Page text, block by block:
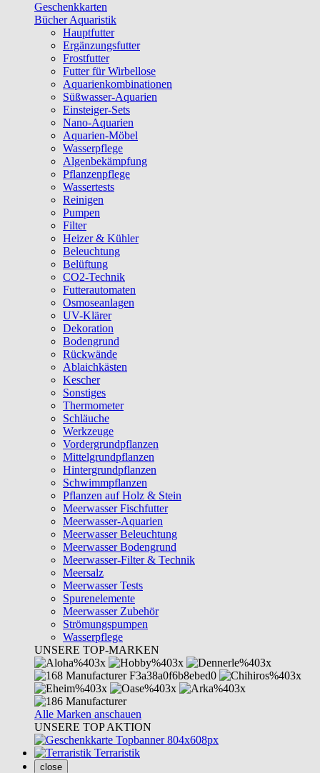
Geschenkkarten
Bücher Aquaristik
Hauptfutter
Ergänzungsfutter
Frostfutter
Futter für Wirbellose
Aquarienkombinationen
Süßwasser-Aquarien
Einsteiger-Sets
Nano-Aquarien
Aquarien-Möbel
Wasserpflege
Algenbekämpfung
Pflanzenpflege
Wassertests
Reinigen
Pumpen
Filter
Heizer & Kühler
Beleuchtung
Belüftung
CO2-Technik
Futterautomaten
Osmoseanlagen
UV-Klärer
Dekoration
Bodengrund
Rückwände
Ablaichkästen
Kescher
Sonstiges
Thermometer
Schläuche
Werkzeuge
Vordergrundpflanzen
Mittelgrundpflanzen
Hintergrundpflanzen
Schwimmpflanzen
Pflanzen auf Holz & Stein
Meerwasser Fischfutter
Meerwasser-Aquarien
Meerwasser Beleuchtung
Meerwasser Bodengrund
Meerwasser-Filter & Technik
Meersalz
Meerwasser Tests
Spurenelemente
Meerwasser Zubehör
Strömungspumpen
Wasserpflege
UNSERE TOP-MARKEN
Alle Marken anschauen
UNSERE TOP AKTION
Terraristik
close